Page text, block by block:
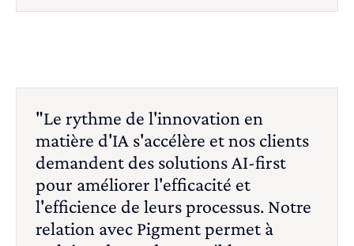
"Le rythme de l'innovation en
matière d'IA s'accélère et nos clients
demandent des solutions AI-first
pour améliorer l'efficacité et
l'efficience de leurs processus. Notre
relation avec Pigment permet à